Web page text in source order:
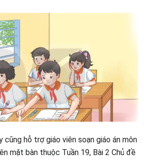
cũng hỗ trợ giáo viên soạn giáo án môn
mặt bàn thuộc Tuần 19, Bài 2 Chủ đề